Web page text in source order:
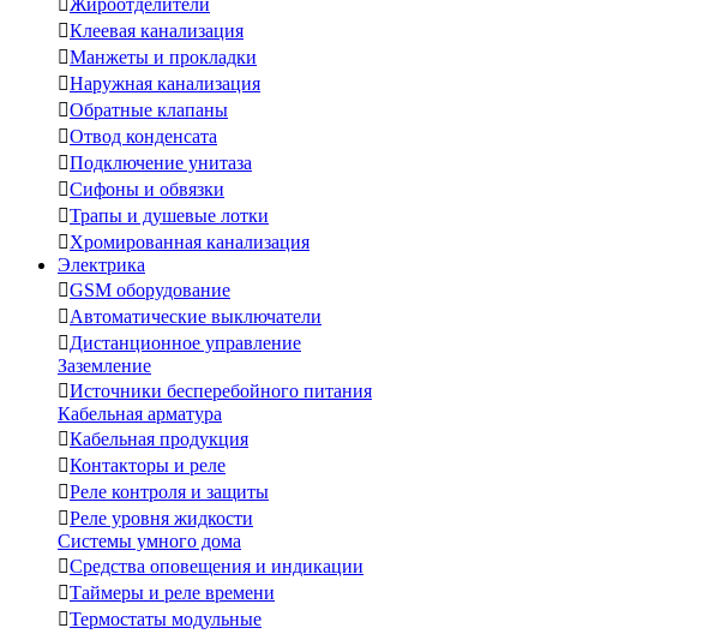
Жироотделители
Клеевая канализация
Манжеты и прокладки
Наружная канализация
Обратные клапаны
Отвод конденсата
Подключение унитаза
Сифоны и обвязки
Трапы и душевые лотки
Хромированная канализация
Электрика
GSM оборудование
Автоматические выключатели
Дистанционное управление
Заземление
Источники бесперебойного питания
Кабельная арматура
Кабельная продукция
Контакторы и реле
Реле контроля и защиты
Реле уровня жидкости
Системы умного дома
Средства оповещения и индикации
Таймеры и реле времени
Термостаты модульные